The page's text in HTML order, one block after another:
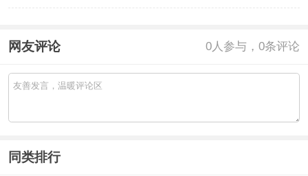
网友评论 0 人参与，0条评论
同类排行